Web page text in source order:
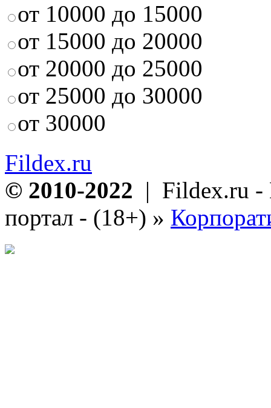
от 10000 до 15000
от 15000 до 20000
от 20000 до 25000
от 25000 до 30000
от 30000
Fildex.ru
© 2010-2022 | Fildex.ru -
портал - (18+) »